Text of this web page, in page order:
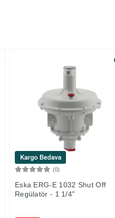
(0)
Eska ERG-E 1032 Shut Off
Regülatör - 1 1/4"